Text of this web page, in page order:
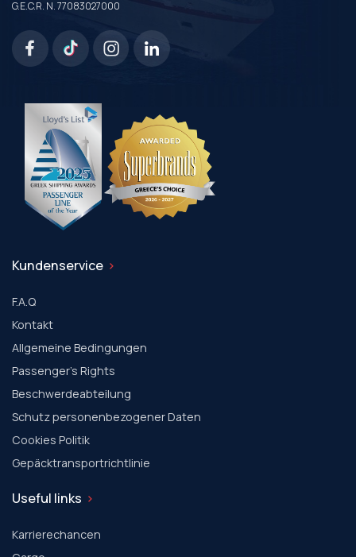
G.E.C.R. N. 77083027000
Kundenservice
F.A.Q
Kontakt
Allgemeine Bedingungen
Passenger's Rights
Beschwerdeabteilung
Schutz personenbezogener Daten
Cookies Politik
Gepäcktransportrichtlinie
Useful links
Karrierechancen